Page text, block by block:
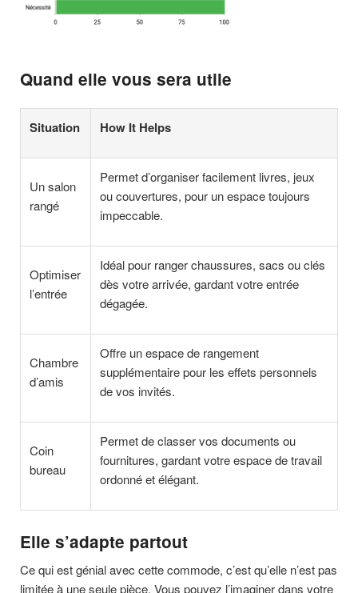
Quand elle vous sera utile
Situation How It Helps
Un salon
rangé
Permet d’organiser facilement livres, jeux
ou couvertures, pour un espace toujours
impeccable.
Optimiser
l’entrée
Idéal pour ranger chaussures, sacs ou clés
dès votre arrivée, gardant votre entrée
dégagée.
Chambre
d’amis
Offre un espace de rangement
supplémentaire pour les effets personnels
de vos invités.
Coin
bureau
Permet de classer vos documents ou
fournitures, gardant votre espace de travail
ordonné et élégant.
Elle s’adapte partout
Ce qui est génial avec cette commode, c’est qu’elle n’est pas
limitée à une seule pièce. Vous pouvez l’imaginer dans votre